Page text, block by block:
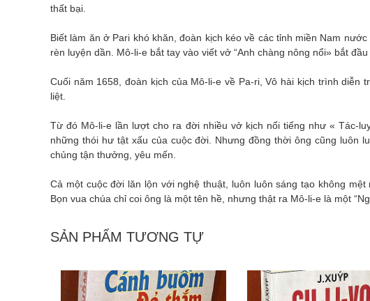
thất bại.
Biết làm ăn ở Pari khó khăn, đoàn kịch kéo về các tỉnh miền Nam
rèn luyện dần. Mô-li-e bắt tay vào viết vở “Anh chàng nông nổi» bắt
Cuối năm 1658, đoàn kịch của Mô-li-e về Pa-ri, Vô hài kịch trình diễn
liệt.
Từ đó Mô-li-e lần lượt cho ra đời nhiều vở kịch nổi tiếng như « Tác-
những thói hư tật xấu của cuộc đời. Nhưng đồng thời ông cũng luôn
chủng tận thưởng, yêu mến.
Cả một cuộc đời lăn lộn với nghệ thuật, luôn luôn sáng tạo không
Bọn vua chúa chỉ coi ông là một tên hề, nhưng thật ra Mô-li-e là một
SẢN PHẨM TƯƠNG TỰ